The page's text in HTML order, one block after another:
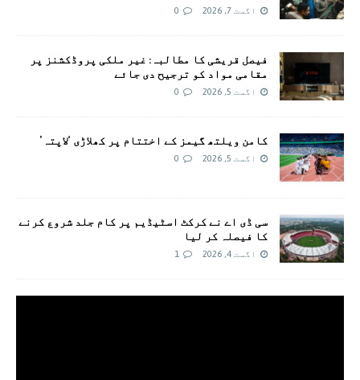
اگست 7, 2026 0
فیصل قریشی کا مطالبہ: غیر ملکی پروڈکشنز پر
مقامی مواد کو ترجیح دی جائے
اگست 5, 2026 0
کامن ویلتھ گیمز کے اختتام پر کھلاڑی ‘لاپتہ’
اگست 5, 2026 0
سی ڈی اے نے کرکٹ اسٹیڈیم پر کام جلد شروع کرنے
کا فیصلہ کر لیا
اگست 4, 2026 1